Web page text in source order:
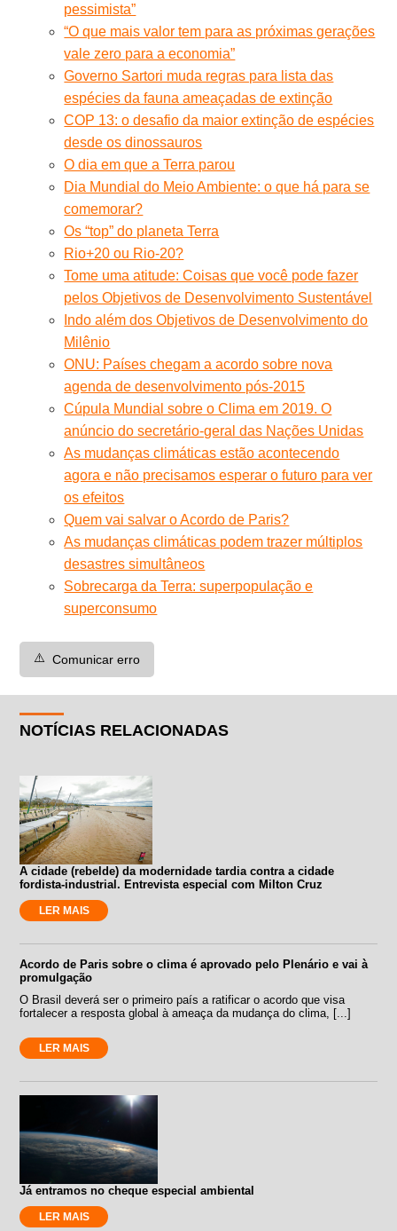
pessimista”
“O que mais valor tem para as próximas gerações
vale zero para a economia”
Governo Sartori muda regras para lista das
espécies da fauna ameaçadas de extinção
COP 13: o desafio da maior extinção de espécies
desde os dinossauros
O dia em que a Terra parou
Dia Mundial do Meio Ambiente: o que há para se
comemorar?
Os “top” do planeta Terra
Rio+20 ou Rio-20?
Tome uma atitude: Coisas que você pode fazer
pelos Objetivos de Desenvolvimento Sustentável
Indo além dos Objetivos de Desenvolvimento do
Milênio
ONU: Países chegam a acordo sobre nova
agenda de desenvolvimento pós-2015
Cúpula Mundial sobre o Clima em 2019. O
anúncio do secretário-geral das Nações Unidas
As mudanças climáticas estão acontecendo
agora e não precisamos esperar o futuro para ver
os efeitos
Quem vai salvar o Acordo de Paris?
As mudanças climáticas podem trazer múltiplos
desastres simultâneos
Sobrecarga da Terra: superpopulação e
superconsumo
⚠️ Comunicar erro
NOTÍCIAS RELACIONADAS
A cidade (rebelde) da modernidade tardia contra a cidade
fordista-industrial. Entrevista especial com Milton Cruz
LER MAIS
Acordo de Paris sobre o clima é aprovado pelo Plenário e vai à
promulgação
O Brasil deverá ser o primeiro país a ratificar o acordo que visa
fortalecer a resposta global à ameaça da mudança do clima, [...]
LER MAIS
Já entramos no cheque especial ambiental
LER MAIS